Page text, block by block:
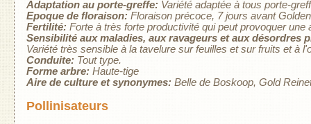
Adaptation au porte-greffe: Variété adaptée à tous porte-
Epoque de floraison: Floraison précoce, 7 jours avant
Fertilité: Forte à très forte productivité qui peut provoquer
Sensibilité aux maladies, aux ravageurs et aux désordres
Variété très sensible à la tavelure sur feuilles et sur fruits et à
Conduite: Tout type.
Forme arbre: Haute-tige
Aire de culture et synonymes: Belle de Boskoop, Gold
Pollinisateurs